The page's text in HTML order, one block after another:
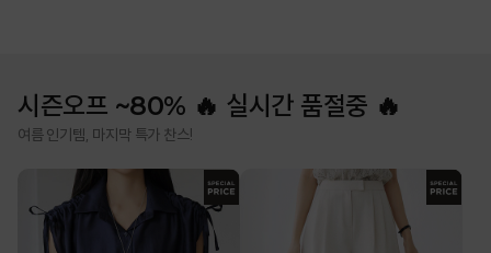
시즌오프 ~80% 🔥 실시간 품절중 🔥
여름 인기템, 마지막 특가 찬스!